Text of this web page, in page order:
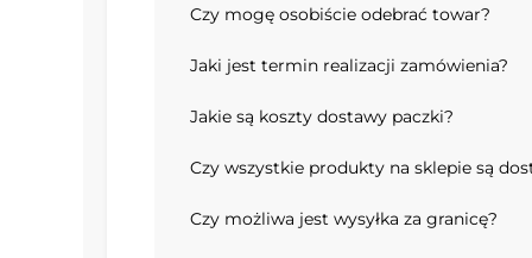
Czy mogę osobiście odebrać towar?
Jaki jest termin realizacji zamówienia?
Jakie są koszty dostawy paczki?
Czy wszystkie produkty na sklepie są
Czy możliwa jest wysyłka za granicę?